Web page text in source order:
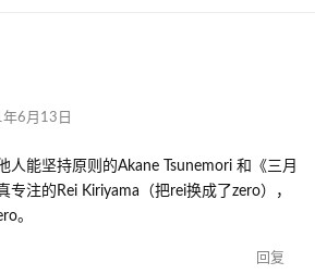
6月13日
人能坚持原则的Akane Tsunemori 和《三月
专注的Rei Kiriyama（把rei换成了zero），
。
回复